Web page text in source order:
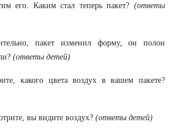
его. Каким стал теперь пакет? (ответы
пакет изменил форму, он полон
(ответы детей)
какого цвета воздух в вашем пакете?
вы видите воздух? (ответы детей)